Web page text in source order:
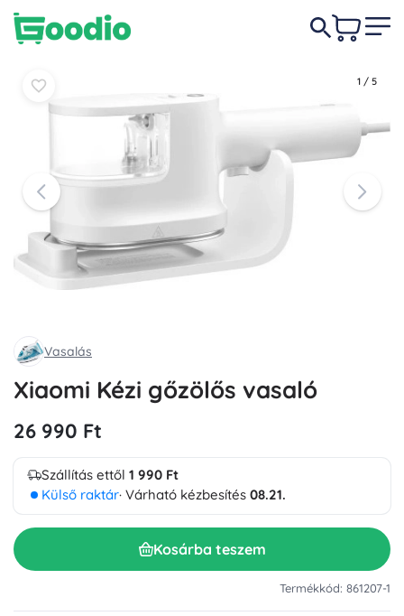
1 / 5
Vasalás
Xiaomi Kézi gőzölős vasaló
26 990 Ft
Szállítás ettől 1 990 Ft
Külső raktár· Várható kézbesítés 08.21.
Kosárba teszem
Termékkód: 861207-1
26 990 Ft Kosárba